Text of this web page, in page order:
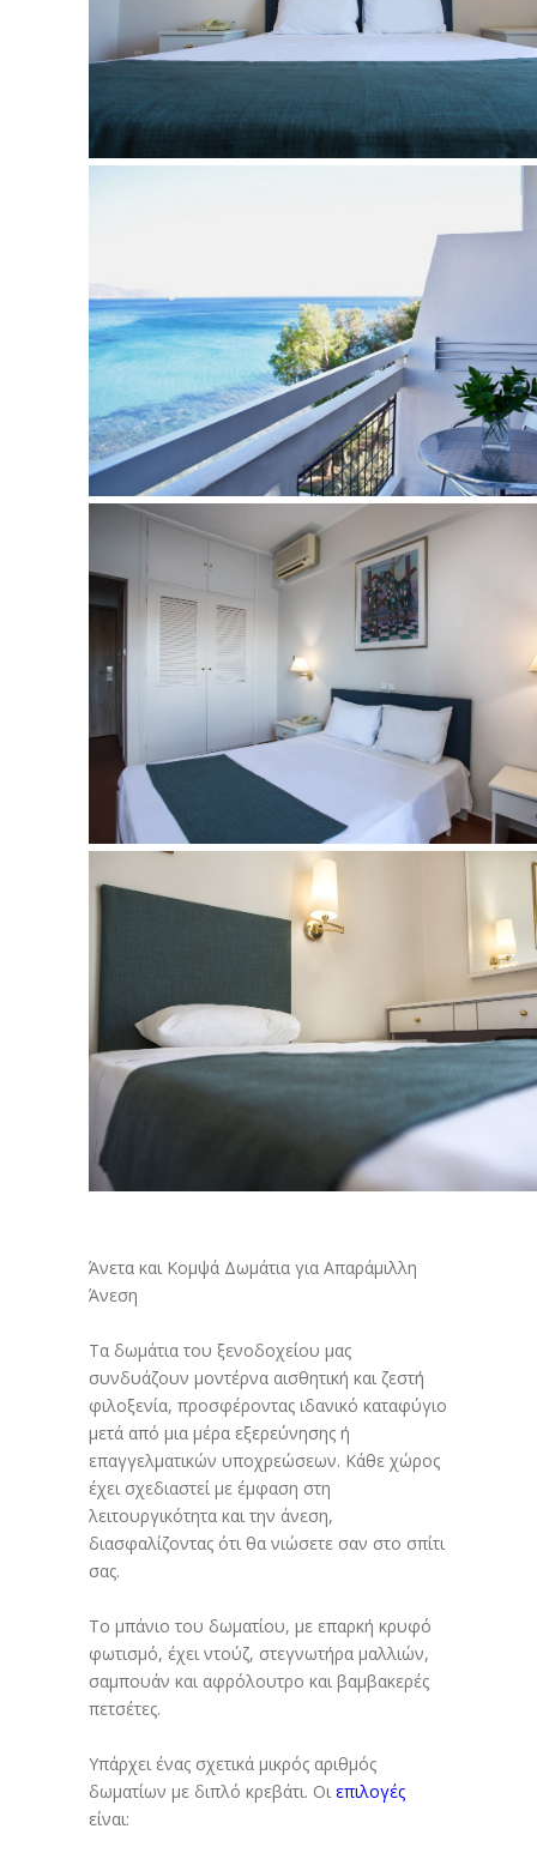
Άνετα και Κομψά Δωμάτια για Απαράμιλλη
Άνεση
Τα δωμάτια του ξενοδοχείου μας
συνδυάζουν μοντέρνα αισθητική και ζεστή
φιλοξενία, προσφέροντας ιδανικό καταφύγιο
μετά από μια μέρα εξερεύνησης ή
επαγγελματικών υποχρεώσεων. Κάθε χώρος
έχει σχεδιαστεί με έμφαση στη
λειτουργικότητα και την άνεση,
διασφαλίζοντας ότι θα νιώσετε σαν στο σπίτι
σας.
Το μπάνιο του δωματίου, με επαρκή κρυφό
φωτισμό, έχει ντούζ, στεγνωτήρα μαλλιών,
σαμπουάν και αφρόλουτρο και βαμβακερές
πετσέτες.
Υπάρχει ένας σχετικά μικρός αριθμός
δωματίων με διπλό κρεβάτι. Οιεπιλογές
είναι: